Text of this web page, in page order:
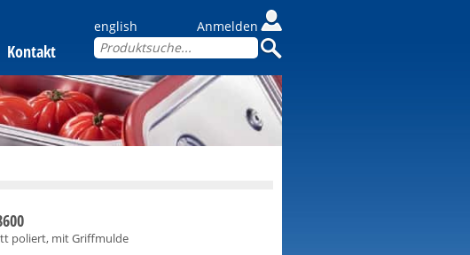
Kontakt
english Anmelden
poliert, mit Griffmulde